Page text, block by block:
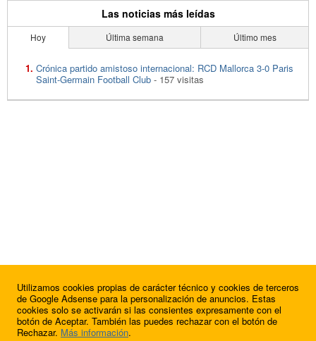
Las noticias más leídas
Hoy Última semana Último mes
Crónica partido amistoso internacional: RCD Mallorca 3-0 Paris
Saint-Germain Football Club - 157 visitas
Utilizamos cookies propias de carácter técnico y cookies de terceros
de Google Adsense para la personalización de anuncios. Estas
cookies solo se activarán si las consientes expresamente con el
botón de Aceptar. También las puedes rechazar con el botón de
Rechazar. Más información.